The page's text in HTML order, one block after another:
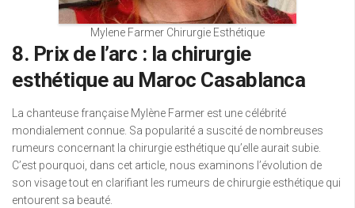
Mylene Farmer Chirurgie Esthétique
8. Prix de l’arc : la chirurgie
esthétique au Maroc Casablanca
La chanteuse française Mylène Farmer est une célébrité
mondialement connue. Sa popularité a suscité de nombreuses
rumeurs concernant la chirurgie esthétique qu’elle aurait subie.
C’est pourquoi, dans cet article, nous examinons l’évolution de
son visage tout en clarifiant les rumeurs de chirurgie esthétique qui
entourent sa beauté.